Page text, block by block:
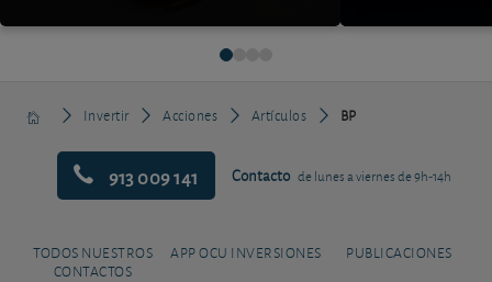
Invertir Acciones Artículos BP
913 009 141 Contacto de lunes a viernes de 9h-14h
TODOS NUESTROS
CONTACTOS
APP OCU INVERSIONES PUBLICACIONES